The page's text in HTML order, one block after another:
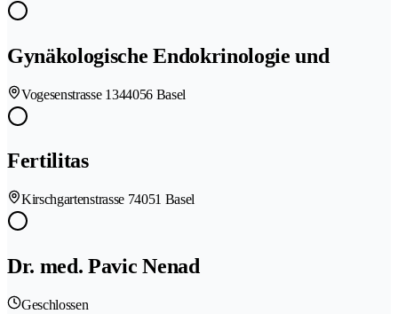
Gynäkologische Endokrinologie und
Vogesenstrasse 1344056 Basel
Fertilitas
Kirschgartenstrasse 74051 Basel
Dr. med. Pavic Nenad
Geschlossen